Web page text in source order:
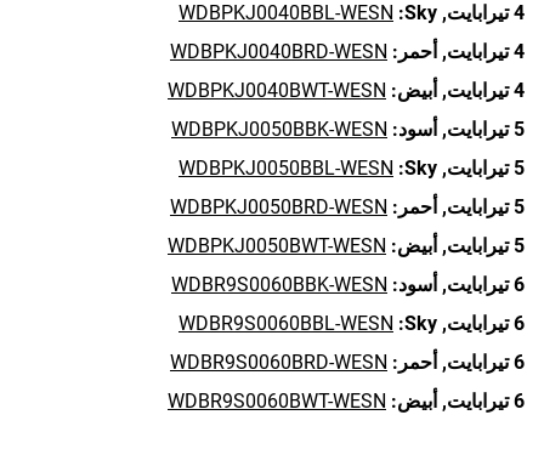
4 تيرابايت,
Sky:
WDBPKJ0040BBL-WESN
4 تيرابايت,
أحمر: WDBPKJ0040BRD-WESN
4 تيرابايت,
أبيض: WDBPKJ0040BWT-WESN
5 تيرابايت,
أسود: WDBPKJ0050BBK-WESN
5 تيرابايت,
Sky:
WDBPKJ0050BBL-WESN
5 تيرابايت,
أحمر: WDBPKJ0050BRD-WESN
5 تيرابايت,
أبيض: WDBPKJ0050BWT-WESN
6 تيرابايت,
أسود: WDBR9S0060BBK-WESN
6 تيرابايت,
Sky:
WDBR9S0060BBL-WESN
6 تيرابايت,
أحمر: WDBR9S0060BRD-WESN
6 تيرابايت,
أبيض: WDBR9S0060BWT-WESN